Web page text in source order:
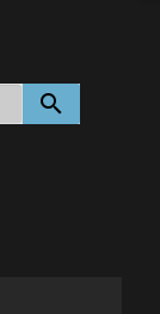
search